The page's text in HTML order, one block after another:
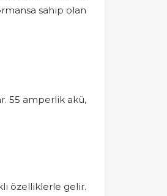
sahip olan
55 amperlik akü,
özelliklerle gelir.